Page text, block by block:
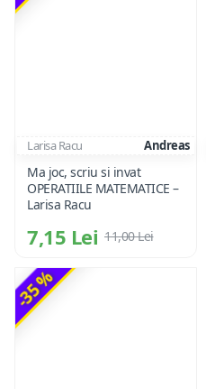
Larisa Racu Andreas
Ma joc, scriu si invat
OPERATIILE MATEMATICE –
Larisa Racu
7,15 Lei 11,00 Lei
-35 %